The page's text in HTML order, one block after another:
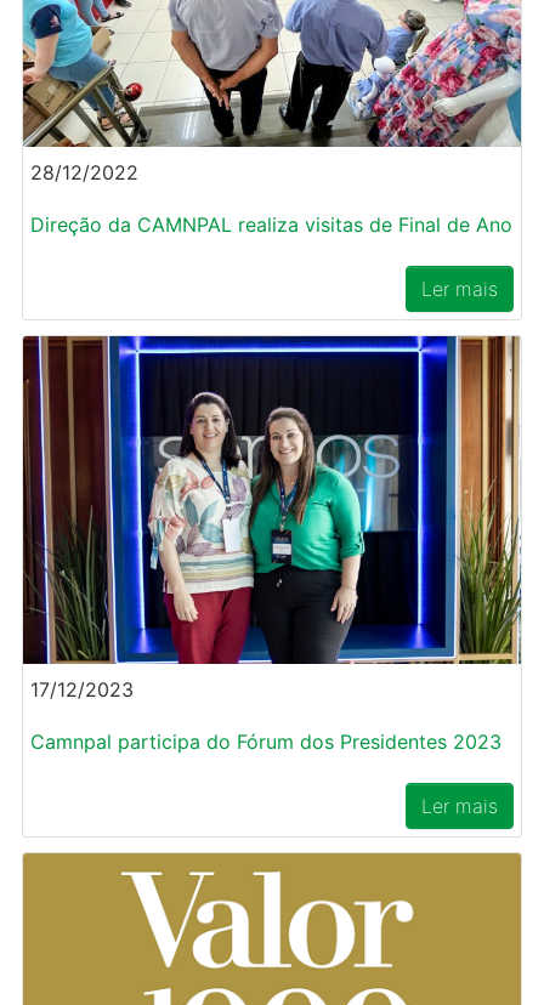
28/12/2022
Direção da CAMNPAL realiza visitas de Final de Ano
Ler mais
17/12/2023
Camnpal participa do Fórum dos Presidentes 2023
Ler mais